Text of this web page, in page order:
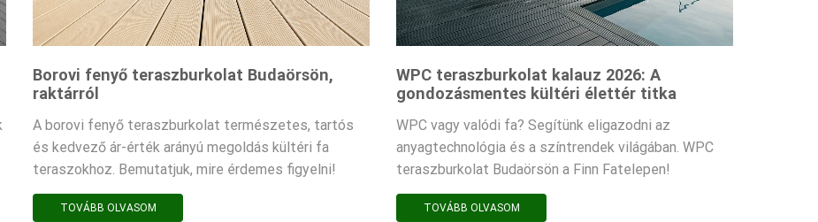
Borovi fenyő teraszburkolat Budaörsön,
raktárról
A borovi fenyő teraszburkolat természetes, tartós
és kedvező ár-érték arányú megoldás kültéri fa
teraszokhoz. Bemutatjuk, mire érdemes figyelni!
TOVÁBB OLVASOM
WPC teraszburkolat kalauz 2026: A
gondozásmentes kültéri élettér titka
WPC vagy valódi fa? Segítünk eligazodni az
anyagtechnológia és a színtrendek világában. WPC
teraszburkolat Budaörsön a Finn Fatelepen!
TOVÁBB OLVASOM